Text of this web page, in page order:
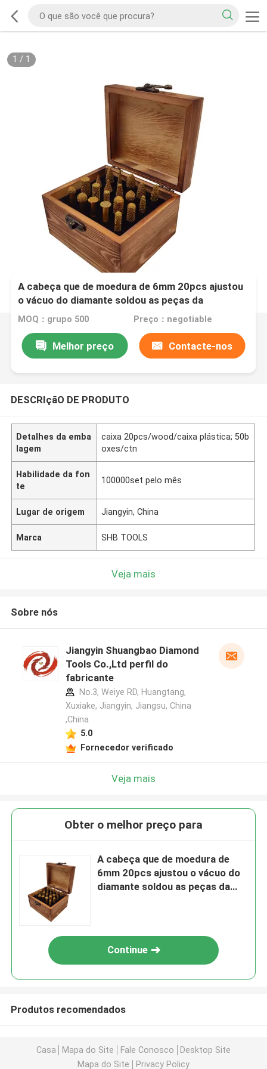
1 / 1
A cabeça que de moedura de 6mm 20pcs ajustou
o vácuo do diamante soldou as peças da
ferramenta
MOQ：grupo 500 Preço：negotiable
Melhor preço Contacte-nos
DESCRIçãO DE PRODUTO
Detalhes da emba
lagem
caixa 20pcs/wood/caixa plástica; 50b
oxes/ctn
Habilidade da fon
te
100000set pelo mês
Lugar de origem Jiangyin, China
Marca SHB TOOLS
Veja mais
Sobre nós
Jiangyin Shuangbao Diamond
Tools Co.,Ltd perfil do
fabricante
No.3, Weiye RD, Huangtang,
Xuxiake, Jiangyin, Jiangsu, China
,China
5.0
Fornecedor verificado
Veja mais
Obter o melhor preço para
A cabeça que de moedura de
6mm 20pcs ajustou o vácuo do
diamante soldou as peças da
Continue
Produtos recomendados
Casa Mapa do Site Fale Conosco
Desktop Site
Mapa do Site
Privacy Policy